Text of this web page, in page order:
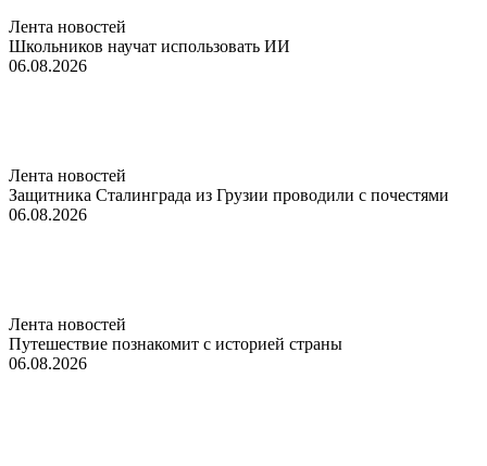
Лента новостей
Школьников научат использовать ИИ
06.08.2026
Лента новостей
Защитника Сталинграда из Грузии проводили с почестями
06.08.2026
Лента новостей
Путешествие познакомит с историей страны
06.08.2026